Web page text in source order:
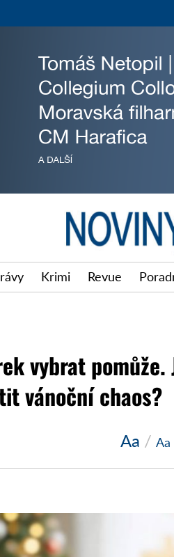
Krimi Revue
vybrat pomůže.
vánoční chaos?
Aa / Aa